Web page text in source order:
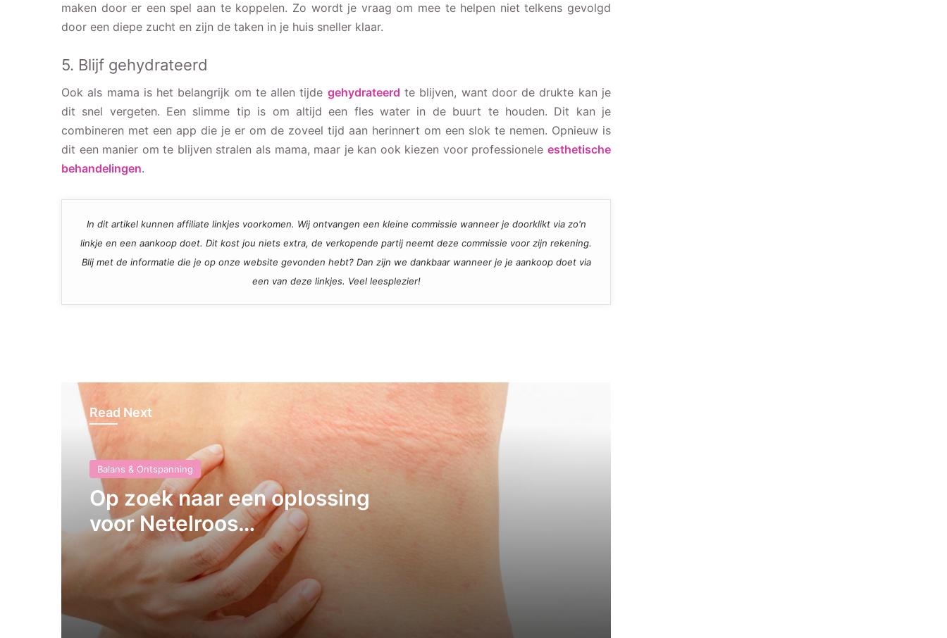
maken door er een spel aan te koppelen. Zo wordt je vraag om mee te helpen niet telkens gevolgd
door een diepe zucht en zijn de taken in je huis sneller klaar.
5. Blijf gehydrateerd
Ook als mama is het belangrijk om te allen tijde gehydrateerd te blijven, want door de drukte kan je
dit snel vergeten. Een slimme tip is om altijd een fles water in de buurt te houden. Dit kan je
combineren met een app die je er om de zoveel tijd aan herinnert om een slok te nemen. Opnieuw is
dit een manier om te blijven stralen als mama, maar je kan ook kiezen voor professionele esthetische
behandelingen.
In dit artikel kunnen affiliate linkjes voorkomen. Wij ontvangen een kleine commissie wanneer je doorklikt via zo'n
linkje en een aankoop doet. Dit kost jou niets extra, de verkopende partij neemt deze commissie voor zijn rekening.
Blij met de informatie die je op onze website gevonden hebt? Dan zijn we dankbaar wanneer je je aankoop doet via
een van deze linkjes. Veel leesplezier!
Read Next
Balans & Ontspanning
Op zoek naar een oplossing
voor Netelroos
(Dermografie)
Netelroos (Dermografie)
5 tips tegen slecht in slaap komen
Dames doe eens gek, ga boksen!